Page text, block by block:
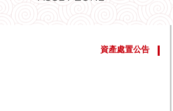
資產處置公告